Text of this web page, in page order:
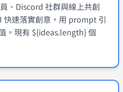
、Discord 社群與線上共創
快速落實創意，用 prompt 引
。現有 ${ideas.length} 個